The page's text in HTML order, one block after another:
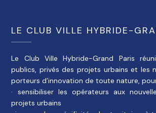
LE CLUB VILLE HYBRIDE-
Le Club Ville Hybride-Grand Paris
publics, privés des projets urbains et les
porteurs d’innovation de toute nature,
· sensibiliser les opérateurs aux
projets urbains